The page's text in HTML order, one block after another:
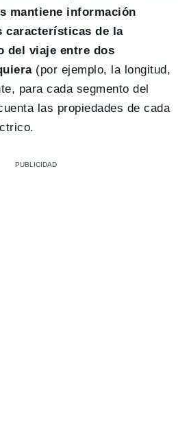
mantiene información
características de la
del viaje entre dos
(por ejemplo, la longitud,
para cada segmento del
las propiedades de cada